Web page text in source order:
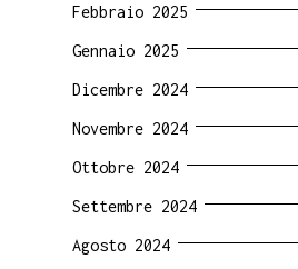
Febbraio 2025
Gennaio 2025
Dicembre 2024
Novembre 2024
Ottobre 2024
Settembre 2024
Agosto 2024